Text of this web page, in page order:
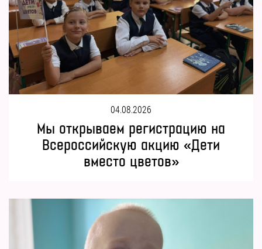
Мы открываем регистрацию на
Всероссийскую акцию «Дети
вместо цветов»
04.08.2026